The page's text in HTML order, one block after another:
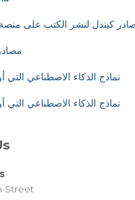
كيندل لنشر الكتب على
نماذج الذكاء الاصطناعي التي
نماذج الذكاء الاصطناعي التي
Street